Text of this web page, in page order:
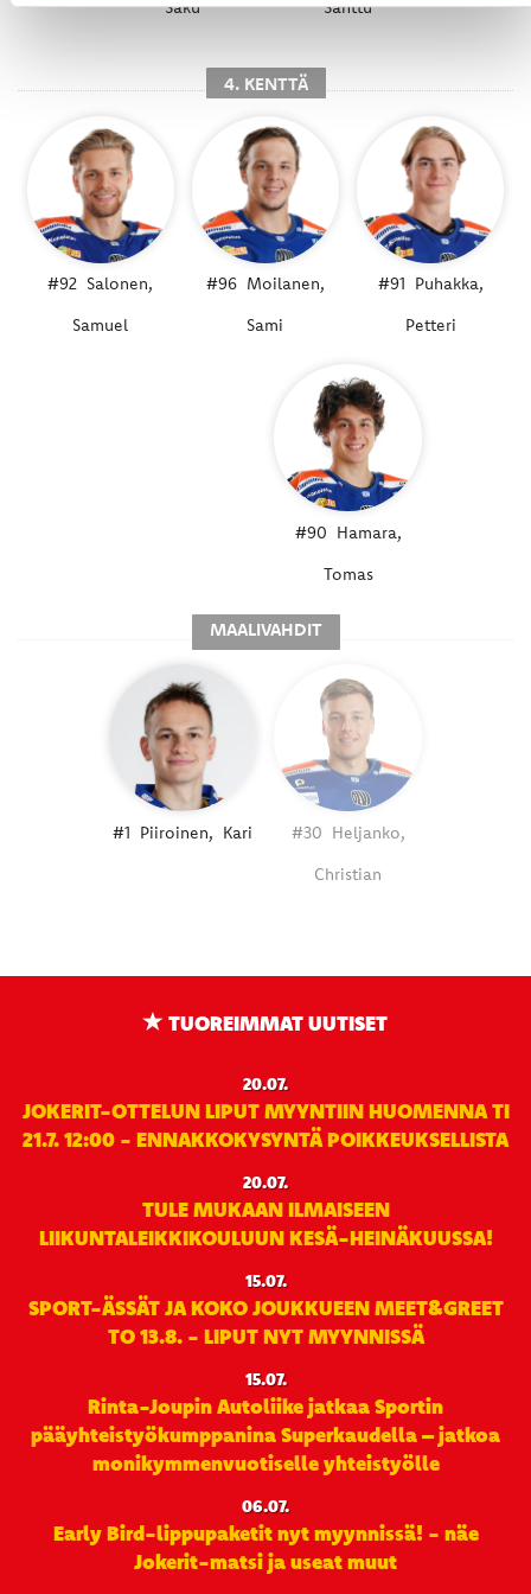
Saku
Santtu
4. KENTTÄ
#92 Salonen,
Samuel
#96 Moilanen,
Sami
#91 Puhakka,
Petteri
#90 Hamara,
Tomas
MAALIVAHDIT
#1 Piiroinen, Kari #30 Heljanko,
Christian
TUOREIMMAT UUTISET
20.07.
JOKERIT-OTTELUN LIPUT MYYNTIIN HUOMENNA TI
21.7. 12:00 - ENNAKKOKYSYNTÄ POIKKEUKSELLISTA
20.07.
TULE MUKAAN ILMAISEEN
LIIKUNTALEIKKIKOULUUN KESÄ-HEINÄKUUSSA!
15.07.
SPORT-ÄSSÄT JA KOKO JOUKKUEEN MEET&GREET
TO 13.8. - LIPUT NYT MYYNNISSÄ
15.07.
Rinta-Joupin Autoliike jatkaa Sportin
pääyhteistyökumppanina Superkaudella – jatkoa
monikymmenvuotiselle yhteistyölle
06.07.
Early Bird-lippupaketit nyt myynnissä! - näe
Jokerit-matsi ja useat muut